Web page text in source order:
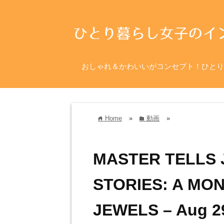
おしゃれ＆かわいいがコンセプト！ひと
home Home » folder 動画 »
MASTER TELLS
STORIES: A
JEWELS – Aug